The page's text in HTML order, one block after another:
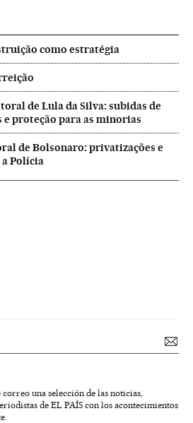
como estratégia
de Lula da Silva: subidas de
proteção para as minorias
de Bolsonaro: privatizações e
Polícia
correo una selección de las noticias,
de EL PAÍS con los acontecimientos